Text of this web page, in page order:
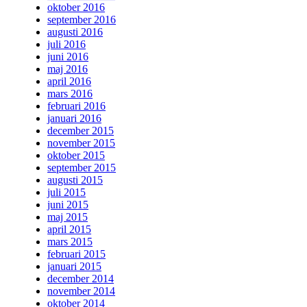
oktober 2016
september 2016
augusti 2016
juli 2016
juni 2016
maj 2016
april 2016
mars 2016
februari 2016
januari 2016
december 2015
november 2015
oktober 2015
september 2015
augusti 2015
juli 2015
juni 2015
maj 2015
april 2015
mars 2015
februari 2015
januari 2015
december 2014
november 2014
oktober 2014